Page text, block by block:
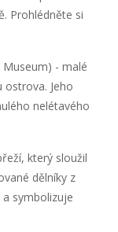
Prohlédněte si
- malé
Jeho
nelétavého
který sloužil
dělníky z
a symbolizuje